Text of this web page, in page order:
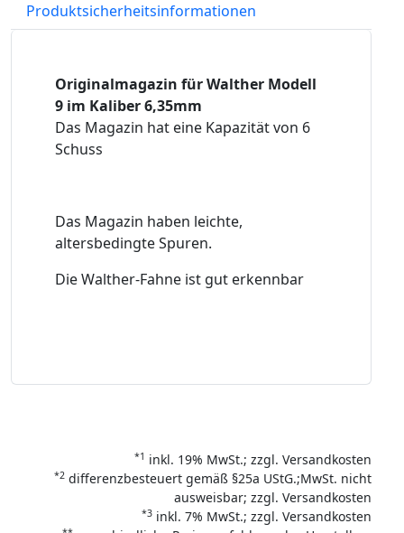
Produktsicherheitsinformationen
Originalmagazin für Walther Modell
9 im Kaliber 6,35mm
Das Magazin hat eine Kapazität von 6
Schuss
Das Magazin haben leichte,
altersbedingte Spuren.
Die Walther-Fahne ist gut erkennbar
*1 inkl. 19% MwSt.; zzgl. Versandkosten
*2 differenzbesteuert gemäß §25a UStG.;MwSt. nicht
ausweisbar; zzgl. Versandkosten
*3 inkl. 7% MwSt.; zzgl. Versandkosten